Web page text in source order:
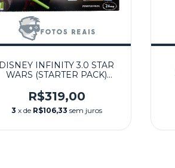
DISNEY INFINITY 3.0 STAR
WARS (STARTER PACK)
R$319,00
3 x de R$106,33 sem juros